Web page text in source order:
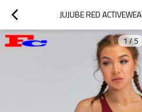
JUJUBE RED
1/5